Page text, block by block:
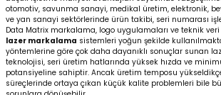
otomotiv, savunma sanayi, medikal üretim, elektronik,
ve yan sanayi sektörlerinde ürün takibi, seri numarası
Data Matrix markalama, logo uygulamaları ve teknik
lazer markalama sistemleri yoğun şekilde
yöntemlerine göre çok daha dayanıklı sonuçlar sunan
teknolojisi, seri üretim hatlarında yüksek hızda ve
potansiyeline sahiptir. Ancak üretim temposu
süreçlerinde ortaya çıkan küçük kalite problemleri bile